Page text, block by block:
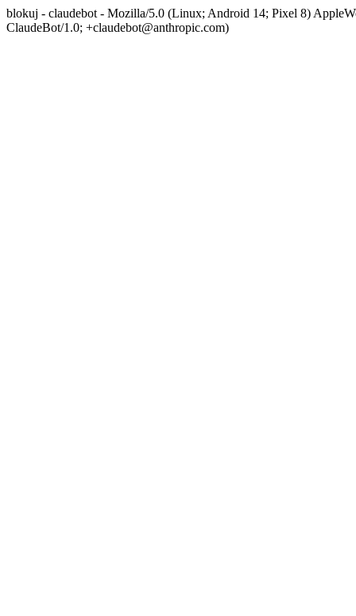
blokuj - claudebot - Mozilla/5.0 (Linux; Android 14; Pixel 8)
ClaudeBot/1.0; +claudebot@anthropic.com)